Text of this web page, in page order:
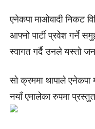
एनेकपा माओवादी निकट
आफ्नो पार्टी प्रवेश गर्ने
स्वागत गर्दै उनले यस्तो
सो क्रममा थापाले एनेकपा
नयाँ एमालेका रुपमा